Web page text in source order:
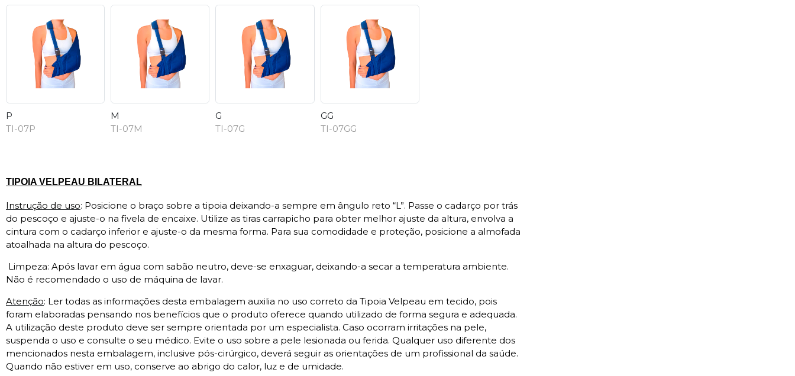
P
TI-07P
M
TI-07M
G
TI-07G
GG
TI-07GG
TIPOIA VELPEAU BILATERAL
Instrução de uso: Posicione o braço sobre a tipoia deixando-a sempre em ângulo reto “L”. Passe o cadarço por trás
do pescoço e ajuste-o na fivela de encaixe. Utilize as tiras carrapicho para obter melhor ajuste da altura, envolva a
cintura com o cadarço inferior e ajuste-o da mesma forma. Para sua comodidade e proteção, posicione a almofada
atoalhada na altura do pescoço.
Limpeza: Após lavar em água com sabão neutro, deve-se enxaguar, deixando-a secar a temperatura ambiente.
Não é recomendado o uso de máquina de lavar.
Atenção: Ler todas as informações desta embalagem auxilia no uso correto da Tipoia Velpeau em tecido, pois
foram elaboradas pensando nos benefícios que o produto oferece quando utilizado de forma segura e adequada.
A utilização deste produto deve ser sempre orientada por um especialista. Caso ocorram irritações na pele,
suspenda o uso e consulte o seu médico. Evite o uso sobre a pele lesionada ou ferida. Qualquer uso diferente dos
mencionados nesta embalagem, inclusive pós-cirúrgico, deverá seguir as orientações de um profissional da saúde.
Quando não estiver em uso, conserve ao abrigo do calor, luz e de umidade.